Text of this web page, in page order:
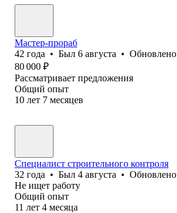
Мастер-прораб
42 года • Был 6 августа • Обновлено
80 000 ₽
Рассматривает предложения
Общий опыт
10 лет 7 месяцев
Специалист строительного контроля
32 года • Был 4 августа • Обновлено
Не ищет работу
Общий опыт
11 лет 4 месяца